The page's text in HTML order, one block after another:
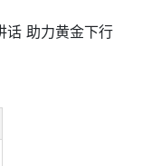
话 助力黄金下行